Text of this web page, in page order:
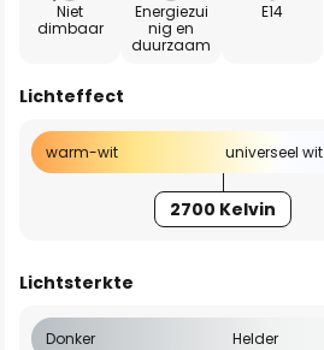
Niet
dimbaar
Energiezui
nig en
duurzaam
E14
Lichteffect
warm-wit universeel wit
2700 Kelvin
Lichtsterkte
Donker Helder